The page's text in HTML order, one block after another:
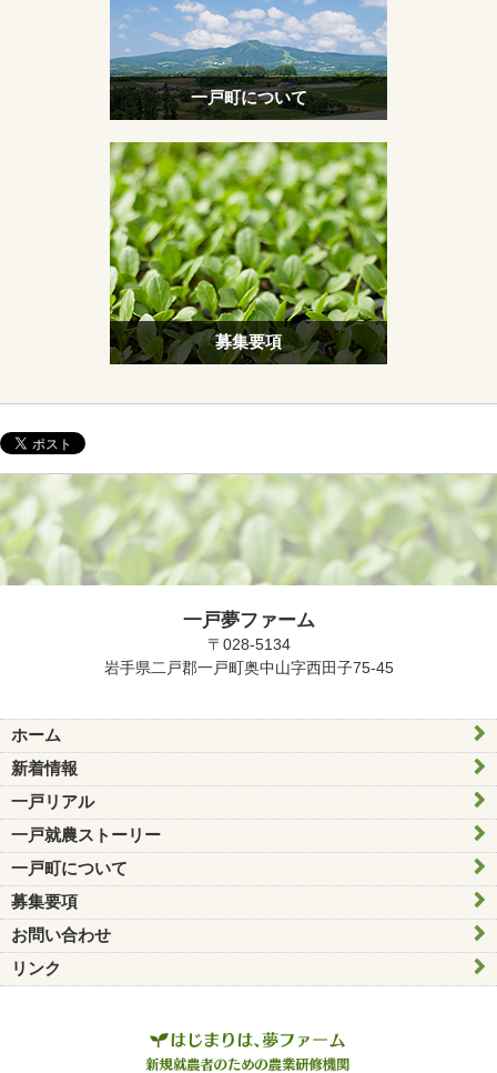
一戸町について
募集要項
一戸夢ファーム
〒028-5134
岩手県二戸郡一戸町奥中山字西田子75-45
ホーム
新着情報
一戸リアル
一戸就農ストーリー
一戸町について
募集要項
お問い合わせ
リンク